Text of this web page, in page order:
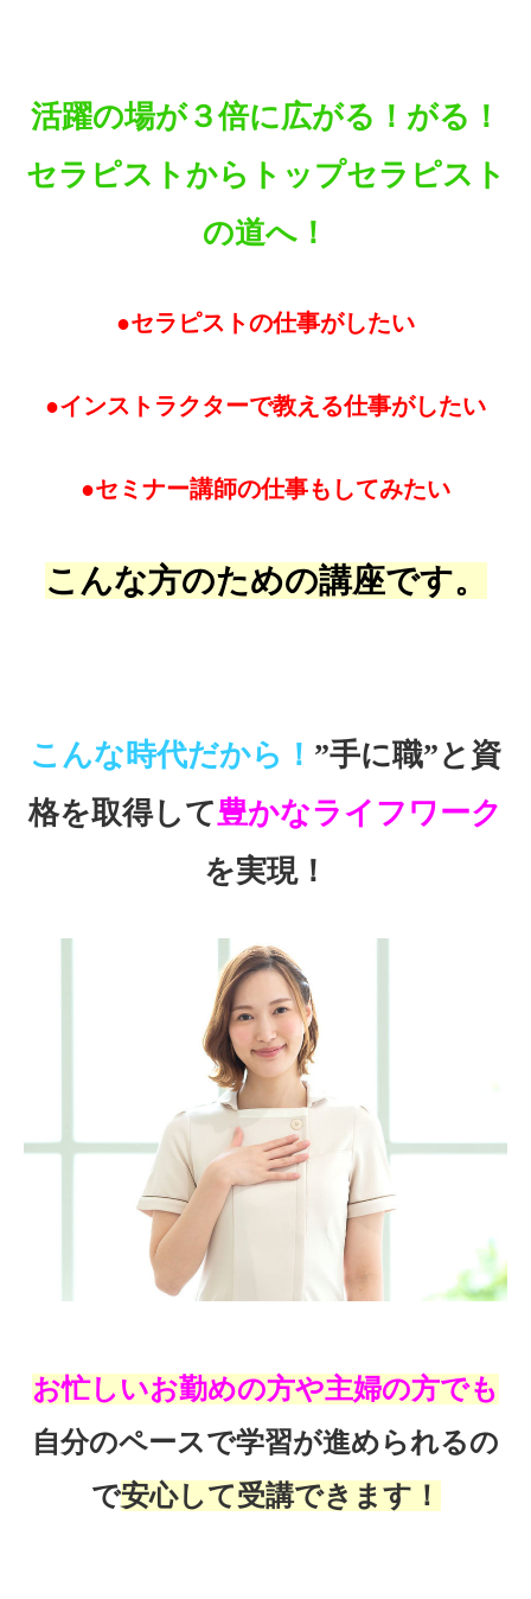
活躍の場が３倍に広がる！がる！
セラピストからトップセラピスト
の道へ！
●セラピストの仕事がしたい
●インストラクターで教える仕事がしたい
●セミナー講師の仕事もしてみたい
こんな方のための講座です。
こんな時代だから！ ”手に職”と資
格を取得して豊かなライフワーク
を実現！
お忙しいお勤めの方や主婦の方でも
自分のペースで学習が進められるの
で安心して受講できます！